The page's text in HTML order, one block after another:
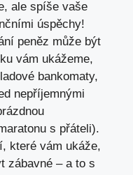
ale spíše vaše
úspěchy!
peněz může být
vám ukážeme,
bankomaty,
nepříjemnými
s přáteli).
které vám ukáže,
zábavné – a to s